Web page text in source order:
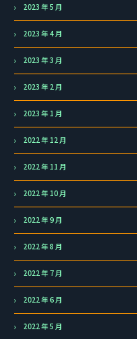
2023 年 5 月
2023 年 4 月
2023 年 3 月
2023 年 2 月
2023 年 1 月
2022 年 12 月
2022 年 11 月
2022 年 10 月
2022 年 9 月
2022 年 8 月
2022 年 7 月
2022 年 6 月
2022 年 5 月